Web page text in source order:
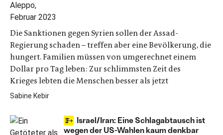
Die Sanktionen gegen Syrien sollen der Assad-
Regierung schaden – treffen aber eine Bevölkerung, die
hungert. Familien müssen von umgerechnet einem
Dollar pro Tag leben: Zur schlimmsten Zeit des
Krieges lebten die Menschen besser als jetzt
Sabine Kebir
Israel/Iran: Eine Schlagabtausch ist
wegen der US-Wahlen kaum denkbar